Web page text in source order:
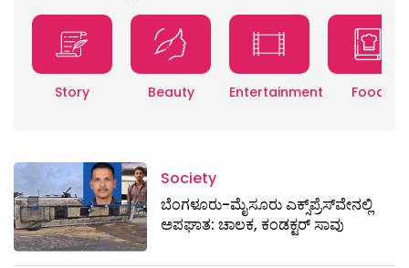
Story Beauty Entertainment Food
Society
ಬೆಂಗಳೂರು-ಮೈಸೂರು ಎಕ್ಸ್​ಪ್ರೆಸ್‌ವೇನಲ್ಲಿ
ಅಪಘಾತ: ಚಾಲಕ, ಕಂಡಕ್ಟರ್ ಸಾವು